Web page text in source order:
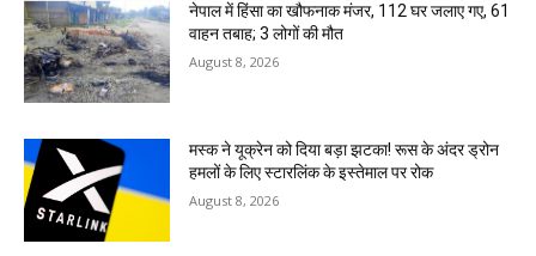
नेपाल में हिंसा का खौफनाक मंजर, 112 घर जलाए गए, 61
वाहन तबाह; 3 लोगों की मौत
August 8, 2026
मस्क ने यूक्रेन को दिया बड़ा झटका! रूस के अंदर ड्रोन
हमलों के लिए स्टारलिंक के इस्तेमाल पर रोक
August 8, 2026